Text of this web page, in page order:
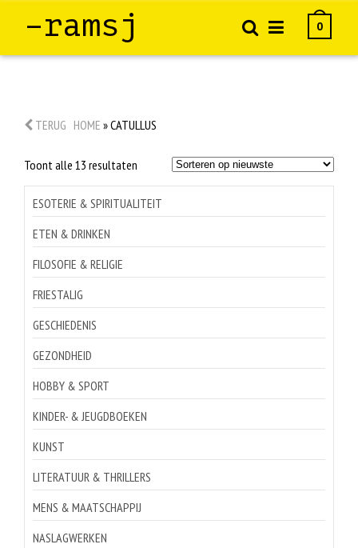
–ramsj 0
TERUG HOME »CATULLUS
Toont alle 13 resultaten Gesorteerd
nieuwste
ESOTERIE & SPIRITUALITEIT
ETEN & DRINKEN
FILOSOFIE & RELIGIE
FRIESTALIG
GESCHIEDENIS
GEZONDHEID
HOBBY & SPORT
KINDER- & JEUGDBOEKEN
KUNST
LITERATUUR & THRILLERS
MENS & MAATSCHAPPIJ
NASLAGWERKEN